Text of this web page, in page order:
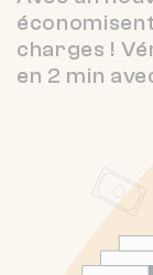
Chauffage
Nombre
46 bd
Chauffage
Nombre
charges !
en 2 min